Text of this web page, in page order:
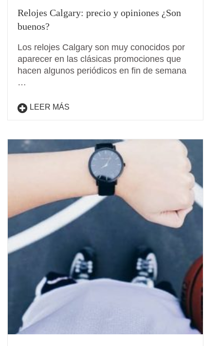
Relojes Calgary: precio y opiniones ¿Son
buenos?
Los relojes Calgary son muy conocidos por
aparecer en las clásicas promociones que
hacen algunos periódicos en fin de semana
…
LEER MÁS